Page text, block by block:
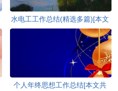
水电工工作总结(精选多篇)[本文
共3960字]
个人年终思想工作总结[本文共